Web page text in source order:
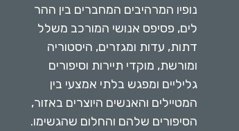
נופיו המרהיבים המחברים בין ההר
לים, פסיפס אנושי המורכב משלל
דתות, עדות ומגזרים, היסטוריה
ומורשת, מוקדי תיירות וסיפורים
גליליים ומפגש בלתי אמצעי בין
המטיילים והאנשים היוצרים באזור,
הסיפורים שלהם והחלום שהגשימו.